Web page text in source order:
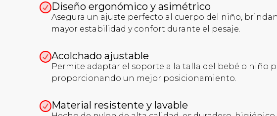
Diseño ergonómico y asimétrico
Asegura un ajuste perfecto al cuerpo del niño,
mayor estabilidad y confort durante el pesaje.
Acolchado ajustable
Permite adaptar el soporte a la talla del bebé o niño
proporcionando un mejor posicionamiento.
Material resistente y lavable